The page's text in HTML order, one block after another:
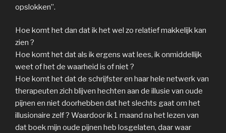
opslokken”.
Hoe komt het dan dat ik het wel zo relatief makkelijk kan
zien ?
Hoe komt het dat als ik ergens wat lees, ik onmiddellijk
weet of het de waarheid is of niet ?
Hoe komt het dat de schrijfster en haar hele netwerk van
therapeuten zich blijven hechten aan de illusie van oude
pijnen en niet doorhebben dat het slechts gaat om het
illusionaire zelf ? Waardoor ik 1 maand na het lezen van
dat boek mijn oude pijnen heb losgelaten, daar waar